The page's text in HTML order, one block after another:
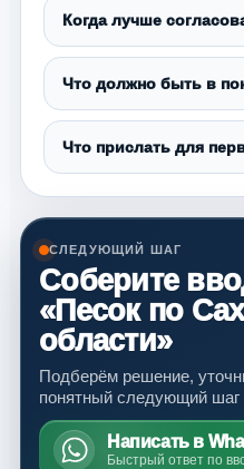
Когда лучше
Что должно быть в
Что прислать для
СЛЕДУЮЩИЙ ШАГ
Соберите
«Песок по
области»
Подберём решение,
понятный следующий шаг
Написать в
Быстрый ответ по